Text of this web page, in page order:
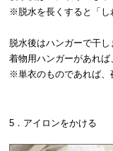
※脱水を長くすると「し
脱水後はハンガーで干し
着物用ハンガーがあれば
※単衣のものであれば、
5．アイロンをかける